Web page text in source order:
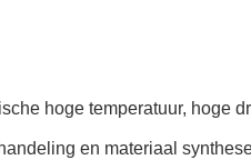
hoge temperatuur, hoge
en materiaal